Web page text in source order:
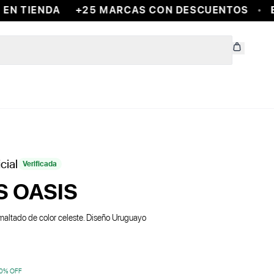
TIENDA +25 MARCAS CON DESCUENTOS
Verificada
OASIS
de color celeste. Diseño Uruguayo
% OFF